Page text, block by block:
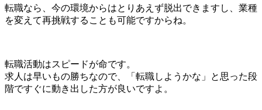
転職なら、今の環境からはとりあえず脱出できますし、業種
を変えて再挑戦することも可能ですからね。
転職活動はスピードが命です。
求人は早いもの勝ちなので、「転職しようかな」と思った段
階ですぐに動き出した方が良いですよ。